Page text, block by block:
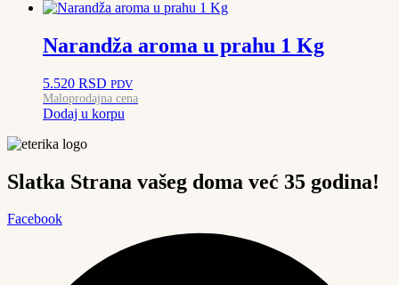
Narandža aroma u prahu 1 Kg
5.520 RSD PDV
Maloprodajna cena
Dodaj u korpu
Slatka Strana vašeg doma već 35 godina!
Facebook